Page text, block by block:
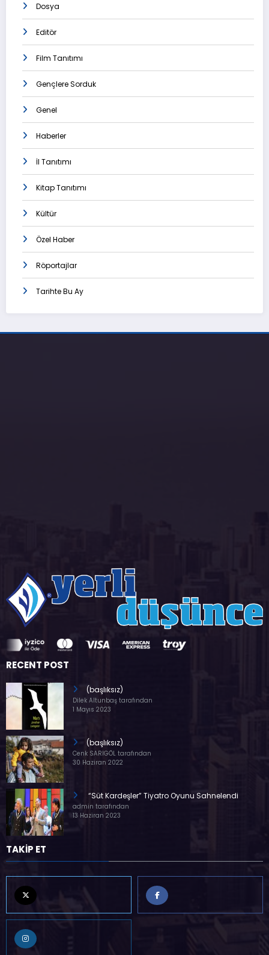
Dosya
Editör
Film Tanıtımı
Gençlere Sorduk
Genel
Haberler
İl Tanıtımı
Kitap Tanıtımı
Kültür
Özel Haber
Röportajlar
Tarihte Bu Ay
RECENT POST
(başlıksız)
Dilek Altunbaş tarafından
1 Mayıs 2023
(başlıksız)
Cenk SARIGÖL tarafından
30 Haziran 2022
“Süt Kardeşler” Tiyatro Oyunu Sahnelendi
admin tarafından
13 Haziran 2023
TAKİP ET